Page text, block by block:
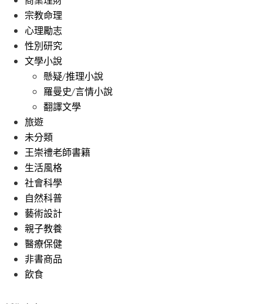
宗教命理
心理勵志
性別研究
文學小說
懸疑/推理小說
羅曼史/言情小說
翻譯文學
旅遊
未分類
王崇禮老師書籍
生活風格
社會科學
自然科普
藝術設計
親子教養
醫療保健
非書商品
飲食